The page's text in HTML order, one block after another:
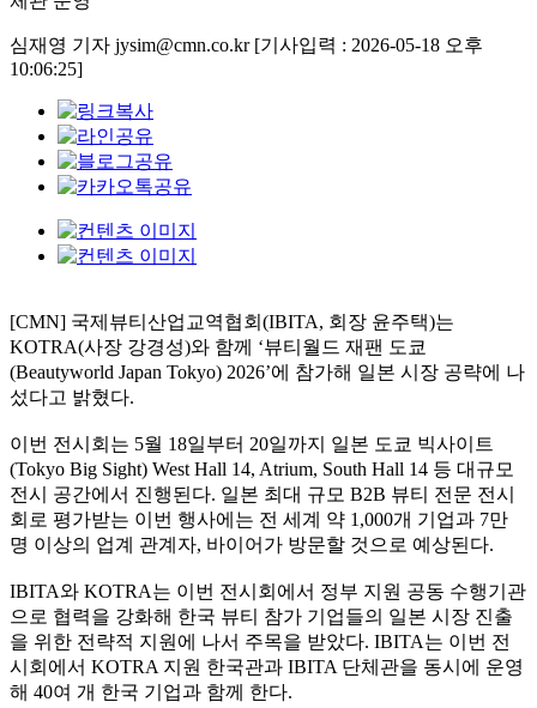
심재영 기자 jysim@cmn.co.kr [기사입력 : 2026-05-18 오후
10:06:25]
[CMN] 국제뷰티산업교역협회(IBITA, 회장 윤주택)는
KOTRA(사장 강경성)와 함께 ‘뷰티월드 재팬 도쿄
(Beautyworld Japan Tokyo) 2026’에 참가해 일본 시장 공략에 나
섰다고 밝혔다.
이번 전시회는 5월 18일부터 20일까지 일본 도쿄 빅사이트
(Tokyo Big Sight) West Hall 14, Atrium, South Hall 14 등 대규모
전시 공간에서 진행된다. 일본 최대 규모 B2B 뷰티 전문 전시
회로 평가받는 이번 행사에는 전 세계 약 1,000개 기업과 7만
명 이상의 업계 관계자, 바이어가 방문할 것으로 예상된다.
IBITA와 KOTRA는 이번 전시회에서 정부 지원 공동 수행기관
으로 협력을 강화해 한국 뷰티 참가 기업들의 일본 시장 진출
을 위한 전략적 지원에 나서 주목을 받았다. IBITA는 이번 전
시회에서 KOTRA 지원 한국관과 IBITA 단체관을 동시에 운영
해 40여 개 한국 기업과 함께 한다.